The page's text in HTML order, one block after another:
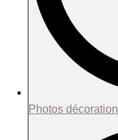
Photos décoration